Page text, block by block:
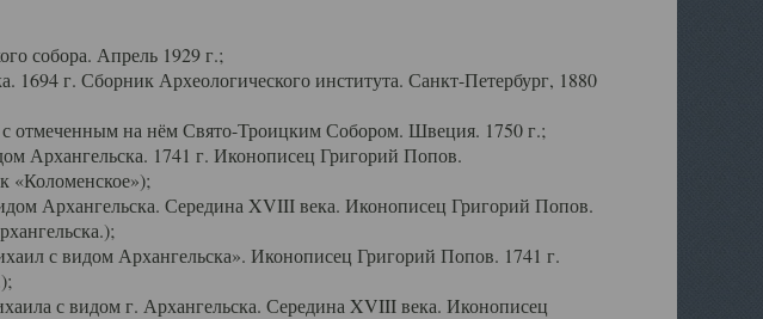
собора. Апрель 1929 г.;
г. Сборник Археологического института. Санкт-Петербург, 1880
отмеченным на нём Свято-Троицким Собором. Швеция. 1750 г.;
Архангельска. 1741 г. Иконописец Григорий Попов.
«Коломенское»);
Архангельска. Середина XVIII века. Иконописец Григорий Попов.
с видом Архангельска». Иконописец Григорий Попов. 1741 г.
с видом г. Архангельска. Середина XVIII века. Иконописец